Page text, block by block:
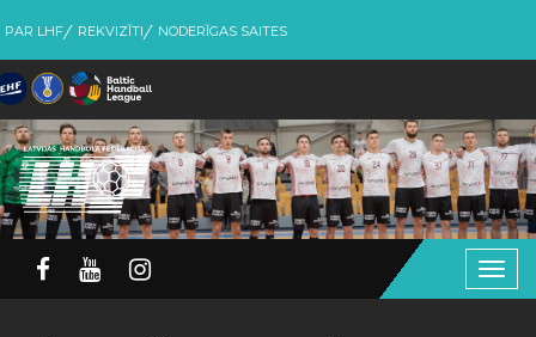
PAR LHF REKVIZĪTI NODERĪGAS SAITES